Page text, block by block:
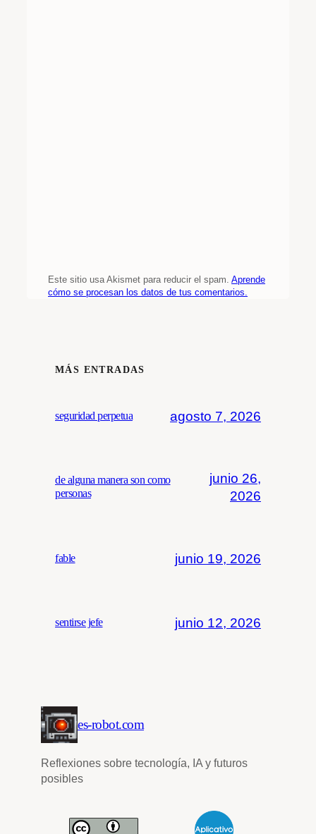
Este sitio usa Akismet para reducir el spam. Aprende
cómo se procesan los datos de tus comentarios.
MÁS ENTRADAS
seguridad perpetua agosto 7, 2026
de alguna manera son como
personas
junio 26,
2026
fable junio 19, 2026
sentirse jefe junio 12, 2026
es-robot.com
Reflexiones sobre tecnología, IA y futuros
posibles